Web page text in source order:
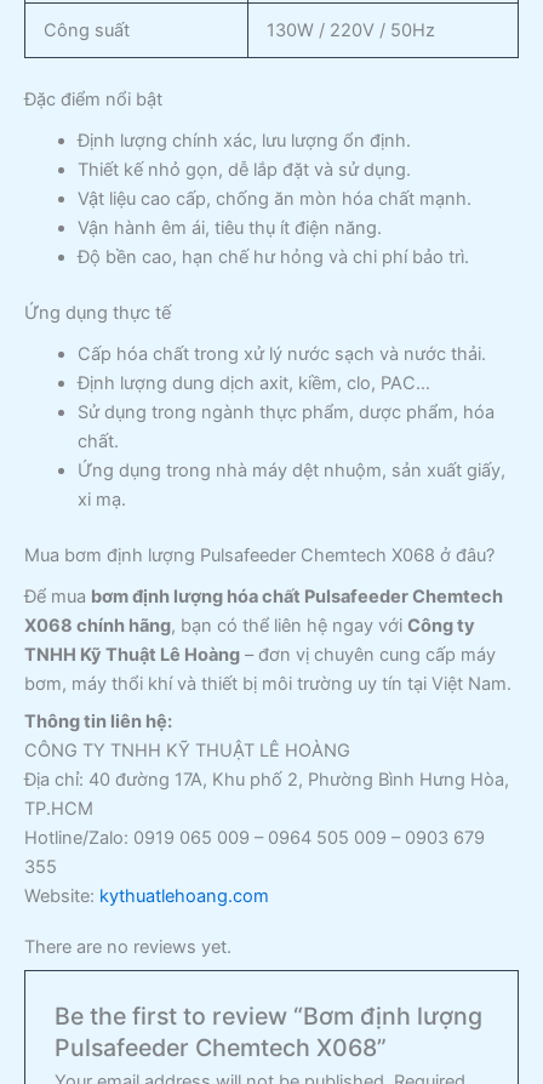
Công suất 130W / 220V / 50Hz
Đặc điểm nổi bật
Định lượng chính xác, lưu lượng ổn định.
Thiết kế nhỏ gọn, dễ lắp đặt và sử dụng.
Vật liệu cao cấp, chống ăn mòn hóa chất mạnh.
Vận hành êm ái, tiêu thụ ít điện năng.
Độ bền cao, hạn chế hư hỏng và chi phí bảo trì.
Ứng dụng thực tế
Cấp hóa chất trong xử lý nước sạch và nước thải.
Định lượng dung dịch axit, kiềm, clo, PAC…
Sử dụng trong ngành thực phẩm, dược phẩm, hóa
chất.
Ứng dụng trong nhà máy dệt nhuộm, sản xuất giấy,
xi mạ.
Mua bơm định lượng Pulsafeeder Chemtech X068 ở đâu?
Để mua bơm định lượng hóa chất Pulsafeeder Chemtech
X068 chính hãng, bạn có thể liên hệ ngay với Công ty
TNHH Kỹ Thuật Lê Hoàng – đơn vị chuyên cung cấp máy
bơm, máy thổi khí và thiết bị môi trường uy tín tại Việt Nam.
Thông tin liên hệ:
CÔNG TY TNHH KỸ THUẬT LÊ HOÀNG
Địa chỉ: 40 đường 17A, Khu phố 2, Phường Bình Hưng Hòa,
TP.HCM
Hotline/Zalo: 0919 065 009 – 0964 505 009 – 0903 679
355
Website: kythuatlehoang.com
There are no reviews yet.
Be the first to review “Bơm định lượng
Pulsafeeder Chemtech X068”